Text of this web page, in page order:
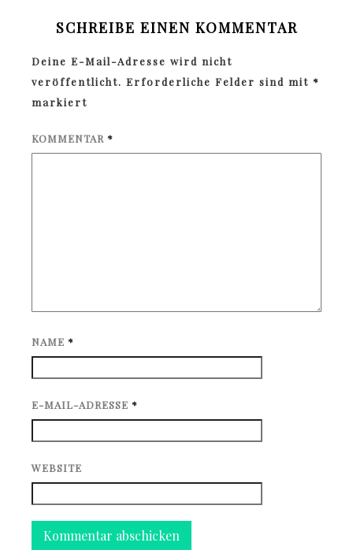
SCHREIBE EINEN KOMMENTAR
Deine E-Mail-Adresse wird nicht
veröffentlicht. Erforderliche Felder sind mit *
markiert
KOMMENTAR *
NAME *
E-MAIL-ADRESSE *
WEBSITE